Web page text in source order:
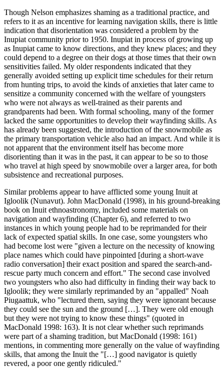
Though Nelson emphasizes shaming as a traditional practice, and
refers to it as an incentive for learning navigation skills, there is little
indication that disorientation was considered a problem by the
Inupiat community prior to 1950. Inupiat in process of growing up
as Inupiat came to know directions, and they knew places; and they
could depend to a degree on their dogs at those times that their own
sensitivities failed. My older respondents indicated that they
generally avoided setting up explicit time schedules for their return
from hunting trips, to avoid the kinds of anxieties that later came to
sensitize a community concerned with the welfare of youngsters
who were not always as well-trained as their parents and
grandparents had been. With formal schooling, many of the former
lacked the same opportunities to develop their wayfinding skills. As
has already been suggested, the introduction of the snowmobile as
the primary transportation vehicle also had an impact. And while it is
not apparent that the environment itself has become more
disorienting than it was in the past, it can appear to be so to those
who travel at high speed by snowmobile over a larger area, for both
subsistence and recreational purposes.
Similar problems appear to have afflicted some young Inuit at
Igloolik (Nunavut). John MacDonald (1998), in his ground-breaking
book on Inuit ethnoastronomy, included some materials on
navigation and wayfinding (Chapter 6), and referred to two
instances in which young people had to be reprimanded for their
lack of expected spatial skills. In one case, some youngsters who
had become lost were "given a lecture on the necessity of knowing
place names which could have pinpointed [during a short-wave
radio conversation] their exact position and spared the search-and-
rescue party much concern and effort." The second case involved
two youngsters who also had difficulty in finding their way back to
Igloolik; they were similarly reprimanded by an "appalled" Noah
Piugaattuk, who "lectured them, saying they were ignorant because
they could see the sun and the ground […]. They were old enough
but they were not trying to know these things" (quoted in
MacDonald 1998: 163). It is not clear whether such reprimands
were part of a shaming tradition, but MacDonald (1998: 161)
mentions, in commenting more generally on the value of wayfinding
skills, that among the Inuit the "[…] good navigator is quietly
revered, a poor one gently ridiculed."